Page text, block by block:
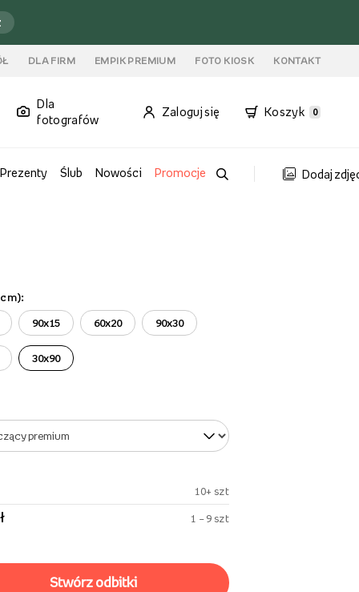
DLA FIRM EMPIK PREMIUM FOTO KIOSK KONTAKT
Dla
fotografów
Zaloguj się Koszyk 0
Prezenty Ślub Nowości Promocje Dodaj
90x15 60x20 90x30
30x90
10+ szt
1 – 9 szt
stwórz odbitki